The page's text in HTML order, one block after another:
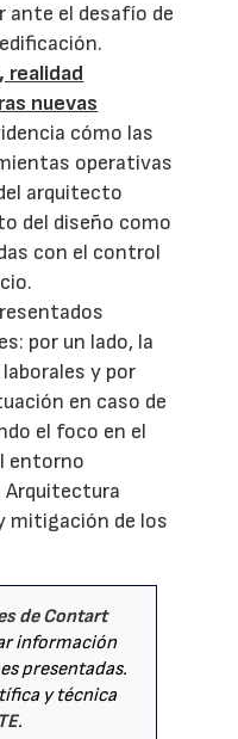
ante el desafío de
realidad
nuevas
cómo las
operativas
arquitecto
del diseño como
con el control
por un lado, la
y por
en caso de
el foco en el
entorno
Arquitectura
mitigación de los
de Contart
información
presentadas.
y técnica
.